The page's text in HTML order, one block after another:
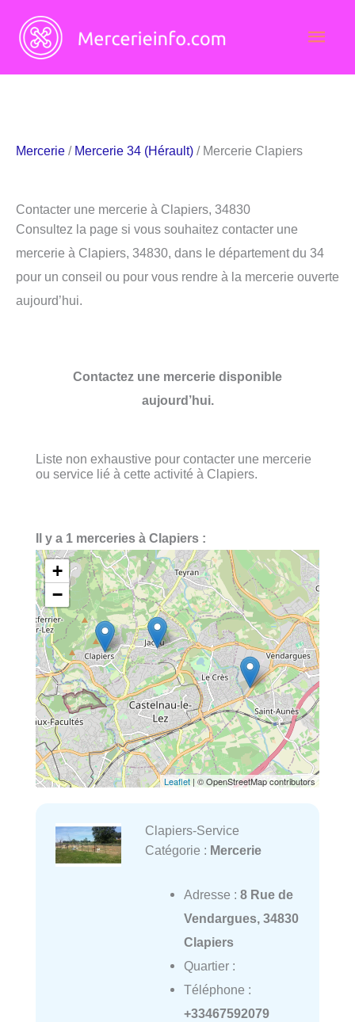
contenu
Mercerie / Mercerie 34 (Hérault) / Mercerie Clapiers
Contacter une mercerie à Clapiers, 34830
Consultez la page si vous souhaitez contacter une
mercerie à Clapiers, 34830, dans le département du 34
pour un conseil ou pour vous rendre à la mercerie ouverte
aujourd’hui.
Contactez une mercerie disponible
aujourd’hui.
Liste non exhaustive pour contacter une mercerie
ou service lié à cette activité à Clapiers.
Il y a 1 merceries à Clapiers :
+
−
Leaflet | © OpenStreetMap contributors
Clapiers-Service
Catégorie : Mercerie
Adresse : 8 Rue de
Vendargues, 34830
Clapiers
Quartier :
Téléphone :
+33467592079